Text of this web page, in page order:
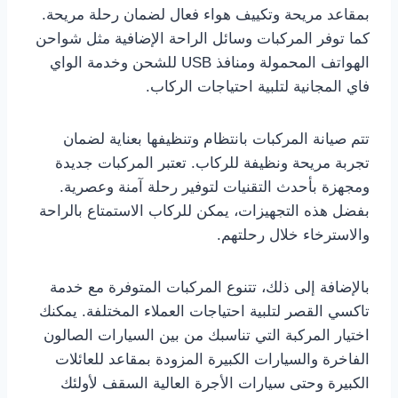
بمقاعد مريحة وتكييف هواء فعال لضمان رحلة مريحة.
كما توفر المركبات وسائل الراحة الإضافية مثل شواحن
الهواتف المحمولة ومنافذ USB للشحن وخدمة الواي
فاي المجانية لتلبية احتياجات الركاب.
تتم صيانة المركبات بانتظام وتنظيفها بعناية لضمان
تجربة مريحة ونظيفة للركاب. تعتبر المركبات جديدة
ومجهزة بأحدث التقنيات لتوفير رحلة آمنة وعصرية.
بفضل هذه التجهيزات، يمكن للركاب الاستمتاع بالراحة
والاسترخاء خلال رحلتهم.
بالإضافة إلى ذلك، تتنوع المركبات المتوفرة مع خدمة
تاكسي القصر لتلبية احتياجات العملاء المختلفة. يمكنك
اختيار المركبة التي تناسبك من بين السيارات الصالون
الفاخرة والسيارات الكبيرة المزودة بمقاعد للعائلات
الكبيرة وحتى سيارات الأجرة العالية السقف لأولئك